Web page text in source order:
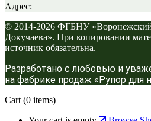
Адрес:
© 2014-2026 ФГБНУ
Докучаева». При копировании
источник обязательна.
Разработано с любовью и
на фабрике продаж «Рупор для
Cart (0 items)